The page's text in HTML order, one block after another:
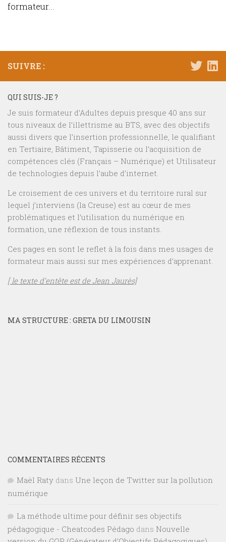
formateur...
SUIVRE :
QUI SUIS-JE ?
Je suis formateur d’Adultes depuis presque 40 ans sur
tous niveaux de l’illettrisme au BTS, avec des objectifs
aussi divers que l’insertion professionnelle, le qualifiant
en Tertiaire, Bâtiment, Tapisserie ou l’acquisition de
compétences clés (Français – Numérique) et Utilisateur
de technologies depuis l’aube d’internet.
Le croisement de ces univers et du territoire rural sur
lequel j’interviens (la Creuse) est au cœur de mes
problématiques et l’utilisation du numérique en
formation, une réflexion de tous instants.
Ces pages en sont le reflet à la fois dans mes usages de
formateur mais aussi sur mes expériences d’apprenant.
[ le texte d’entête est de Jean Jaurès]
MA STRUCTURE : GRETA DU LIMOUSIN
COMMENTAIRES RÉCENTS
Maël Raty dans Une leçon de Twitter sur la pollution
numérique
La méthode ultime pour définir ses objectifs
pédagogique - Cheatcodes Pédago dans Nouvelle